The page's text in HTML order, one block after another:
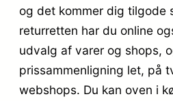
og det kommer dig tilgode
returretten har du online
udvalg af varer og shops,
prissammenligning let, på
webshops. Du kan oven i